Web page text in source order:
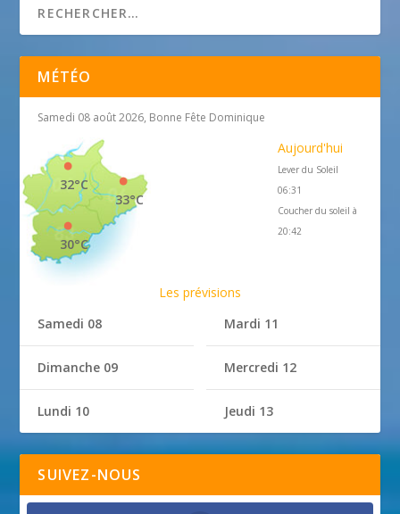
MÉTÉO
Samedi 08 août 2026, Bonne Fête Dominique
33°C
32°C
30°C
Aujourd'hui
Lever du Soleil
06:31
Coucher du soleil à
20:42
Les prévisions
Samedi 08
Dimanche 09
Lundi 10
Mardi 11
Mercredi 12
Jeudi 13
SUIVEZ-NOUS